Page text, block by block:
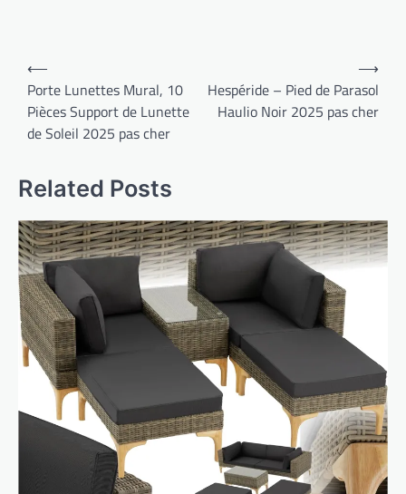
Navigation
de
l’article
⟵
Porte Lunettes Mural, 10
Pièces Support de Lunette
de Soleil 2025 pas cher
Hespéride – Pied de Parasol
Haulio Noir 2025 pas cher
⟶
Related Posts